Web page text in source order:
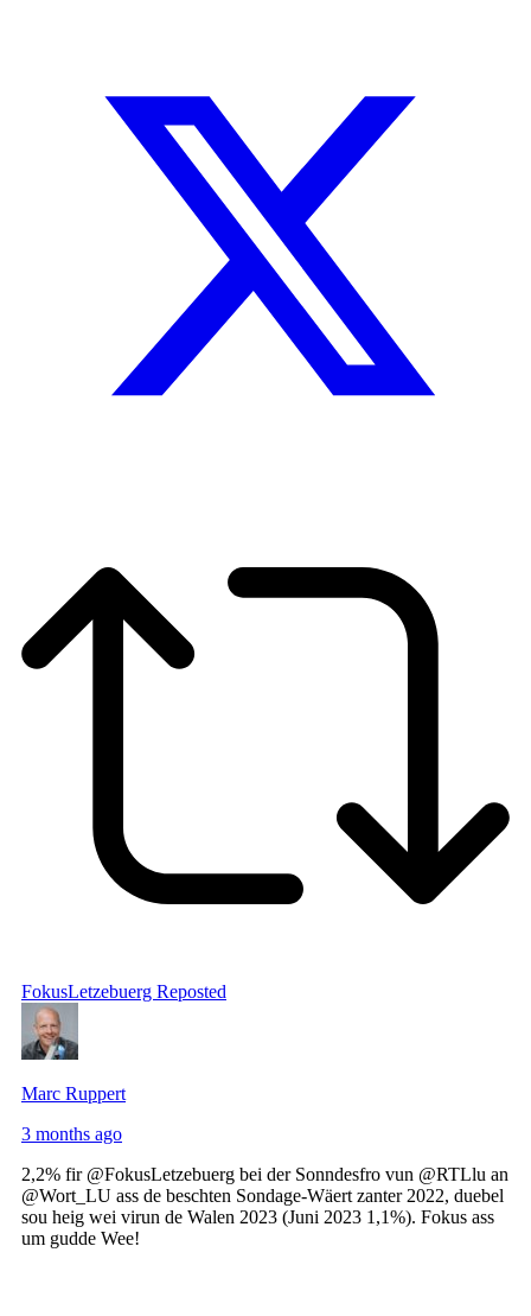
FokusLetzebuerg Reposted
Marc Ruppert
3 months ago
2,2% fir @FokusLetzebuerg bei der Sonndesfro vun @RTLlu an
@Wort_LU ass de beschten Sondage-Wäert zanter 2022, duebel
sou heig wei virun de Walen 2023 (Juni 2023 1,1%). Fokus ass
um gudde Wee!